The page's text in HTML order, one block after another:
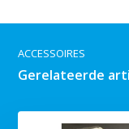
ACCESSOIRES
Gerelateerde